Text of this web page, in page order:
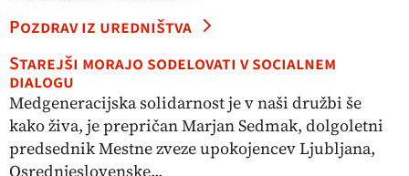
Pozdrav iz uredništva
Starejši morajo sodelovati v socialnem
dialogu
Medgeneracijska solidarnost je v naši družbi še
kako živa, je prepričan Marjan Sedmak, dolgoletni
predsednik Mestne zveze upokojencev Ljubljana,
Osrednjeslovenske...